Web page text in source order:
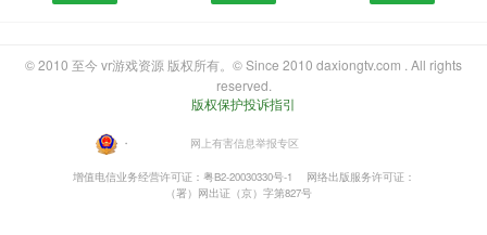
© 2010 至今 vr游戏资源 版权所有。© Since 2010 daxiongtv.com . All rights
reserved.
版权保护投诉指引
・ 网上有害信息举报专区
增值电信业务经营许可证：粤B2-20030330号-1
网络出版服务许可证：
（署）网出证（京）字第827号